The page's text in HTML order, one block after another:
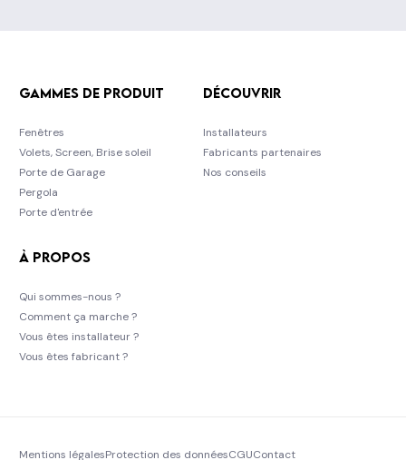
Gammes de produit
Fenêtres
Volets, Screen, Brise soleil
Porte de Garage
Pergola
Porte d'entrée
Découvrir
Installateurs
Fabricants partenaires
Nos conseils
À propos
Qui sommes-nous ?
Comment ça marche ?
Vous êtes installateur ?
Vous êtes fabricant ?
Mentions légalesProtection des donnéesCGUContact